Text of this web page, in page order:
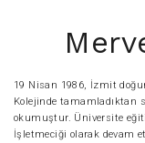
19 Nisan 1986, İzmit
Kolejinde tamamladıktan
okumuştur. Üniversite
İşletmeciği olarak devam